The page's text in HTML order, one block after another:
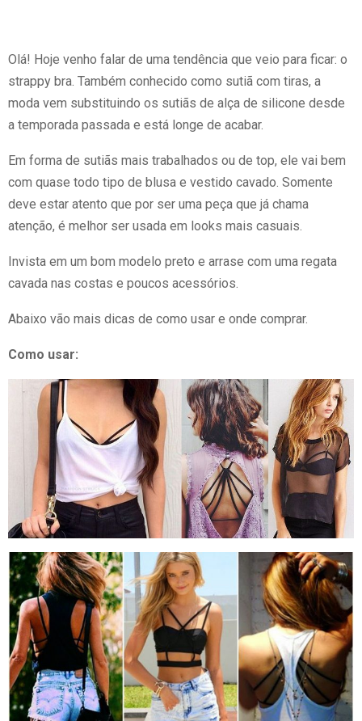
Olá! Hoje venho falar de uma tendência que veio para ficar: o
strappy bra. Também conhecido como sutiã com tiras, a
moda vem substituindo os sutiãs de alça de silicone desde
a temporada passada e está longe de acabar.
Em forma de sutiãs mais trabalhados ou de top, ele vai bem
com quase todo tipo de blusa e vestido cavado. Somente
deve estar atento que por ser uma peça que já chama
atenção, é melhor ser usada em looks mais casuais.
Invista em um bom modelo preto e arrase com uma regata
cavada nas costas e poucos acessórios.
Abaixo vão mais dicas de como usar e onde comprar.
Como usar: